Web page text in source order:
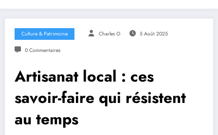
Culture & Patrimoine Charles O 5 Août 2025
0 Commentaires
Artisanat local : ces
savoir-faire qui résistent
au temps